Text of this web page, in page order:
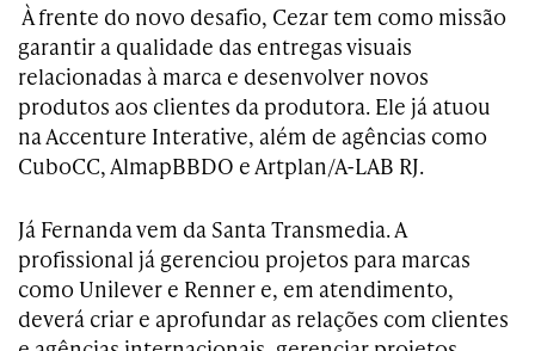
À frente do novo desafio, Cezar tem como missão
garantir a qualidade das entregas visuais
relacionadas à marca e desenvolver novos
produtos aos clientes da produtora. Ele já atuou
na Accenture Interative, além de agências como
CuboCC, AlmapBBDO e Artplan/A-LAB RJ.
Já Fernanda vem da Santa Transmedia. A
profissional já gerenciou projetos para marcas
como Unilever e Renner e, em atendimento,
deverá criar e aprofundar as relações com clientes